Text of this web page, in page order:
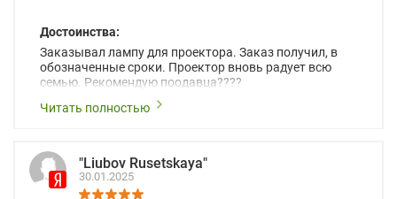
Достоинства:
Заказывал лампу для проектора. Заказ получил, в
обозначенные сроки. Проектор вновь радует всю
семью. Рекомендую поодавца????
Читать полностью
"Liubov Rusetskaya"
30.01.2025